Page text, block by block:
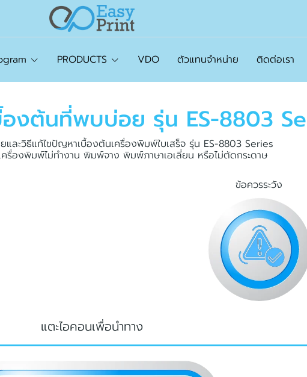
PRODUCTS VDO ตัวแทนจำหน่าย ติดต่อเรา
องต้นที่พบบ่อย รุ่น ES-8803 Se
ละวิธีแก้ไขปัญหาเบื้องต้นเครื่องพิมพ์ใบเสร็จ รุ่น ES-8803 Series
รื่องพิมพ์ไม่ทำงาน พิมพ์จาง พิมพ์ภาษาเอเลี่ยน หรือไม่ตัดกระดาษ
ข้อควรระวัง
แตะไอคอนเพื่อนำทาง